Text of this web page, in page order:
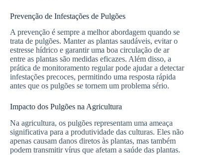
Prevenção de Infestações de Pulgões
A prevenção é sempre a melhor abordagem quando se
trata de pulgões. Manter as plantas saudáveis, evitar o
estresse hídrico e garantir uma boa circulação de ar
entre as plantas são medidas eficazes. Além disso, a
prática de monitoramento regular pode ajudar a detectar
infestações precoces, permitindo uma resposta rápida
antes que os pulgões se tornem um problema sério.
Impacto dos Pulgões na Agricultura
Na agricultura, os pulgões representam uma ameaça
significativa para a produtividade das culturas. Eles não
apenas causam danos diretos às plantas, mas também
podem transmitir vírus que afetam a saúde das plantas.